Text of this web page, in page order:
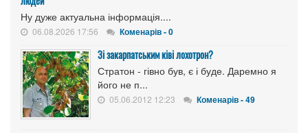
Ну дуже актуальна інформація....
06.08.2026 17:56 Коменарів - 0
Зі закарпатським ківі лохотрон?
Стратон - гівно був, є і буде. Даремно я
його не п...
05.06.2012 12:23 Коменарів - 49